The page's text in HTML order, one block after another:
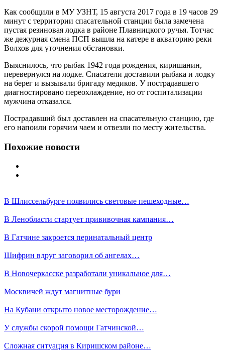
Как сообщили в МУ УЗНТ, 15 августа 2017 года в 19 часов 29
минут с территории спасательной станции была замечена
пустая резиновая лодка в районе Плавницкого ручья. Тотчас
же дежурная смена ПСП вышла на катере в акваторию реки
Волхов для уточнения обстановки.
Выяснилось, что рыбак 1942 года рождения, киришанин,
перевернулся на лодке. Спасатели доставили рыбака и лодку
на берег и вызывали бригаду медиков. У пострадавшего
диагностировано переохлаждение, но от госпитализации
мужчина отказался.
Пострадавший был доставлен на спасательную станцию, где
его напоили горячим чаем и отвезли по месту жительства.
Похожие новости
В Шлиссельбурге появились световые пешеходные…
В Ленобласти стартует прививочная кампания…
В Гатчине закроется перинатальный центр
Шифрин вдруг заговорил об ангелах…
В Новочеркасске разработали уникальное для…
Москвичей ждут магнитные бури
На Кубани открыто новое месторождение…
У службы скорой помощи Гатчинской…
Сложная ситуация в Киришском районе…